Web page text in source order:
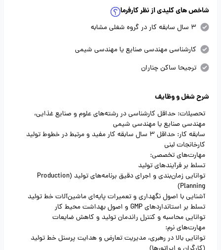
شاخص های کلیدی از نظر کارفرما
3 سال سابقه کار در گروه شغلی مشابه
کارشناسی مهندسی صنایع یا مهندسی شیمی
ترجیحا ساکن چناران
شرح شغل و وظایف
تحصیلات: حداقل کارشناسی در رشته‌های علوم و صنایع غذایی،
مهندسی صنایع یا مهندسی شیمی
سابقه کار: حداقل 3 سال سابقه کار مفید و مرتبط در خطوط تولید
کارخانجات لبنی
مهارت‌های تخصصی:
تسلط بر فرآیندهای تولید
توانایی زمان‌بندی و اجرای دقیق برنامه‌های تولید (Production
Planning)
آشنایی با اصول نگهداری و تعمیرات پایه‌ای ماشین‌آلات خط تولید
تسلط بر استانداردهای GMP و اصول بهداشت محیط کار
توانایی محاسبه و کنترل راندمان تولید و کاهش ضایعات
مهارت‌های نرم:
توانایی بالا در رهبری، مدیریت تعارض و هدایت پرسنل خط تولید